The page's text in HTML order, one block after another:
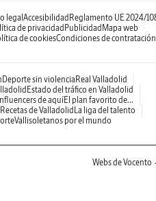
legal Accesibilidad Reglamento UE 2024/
de privacidad Publicidad Mapa web
de cookiesCondiciones de contratación
Deporte sin violencia Real Valladolid
Estado del tráfico en Valladolid
de aquíEl plan favorito de...
Recetas de Valladolid La liga del talento
Vallisoletanos por el mundo
Webs de Vocento